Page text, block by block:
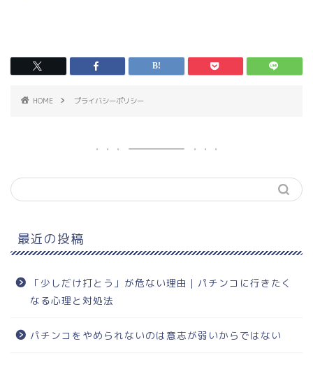
HOME プライバシーポリシー
最近の投稿
「少しだけ打とう」が危ない理由｜パチンコに行きたく
なる心理と対処法
パチンコをやめられないのは意志が弱いからではない